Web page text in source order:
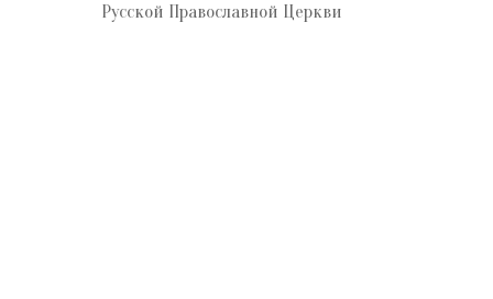
Русской Православной Церкви